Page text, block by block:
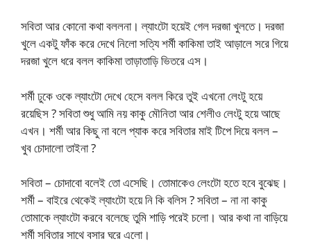
সবিতা আর কোনো কথা বললনা। ল্যাংটো হয়েই গেল দরজা খুলতে। দরজা
খুলে একটু ফাঁক করে দেখে নিলো সত্যি শর্মী কাকিমা তাই আড়ালে সরে গিয়ে
দরজা খুলে ধরে বলল কাকিমা তাড়াতাড়ি ভিতরে এস।
শর্মী ঢুকে ওকে ল্যাংটো দেখে হেসে বলল কিরে তুই এখনো লেংটু হয়ে
রয়েছিস ? সবিতা শুধু আমি নয় কাকু মৌনিতা আর শেলীও লেংটু হয়ে আছে
এখন। শর্মী আর কিছু না বলে প্যাক করে সবিতার মাই টিপে দিয়ে বলল –
খুব চোদালো তাইনা ?
সবিতা – চোদাবো বলেই তো এসেছি। তোমাকেও লেংটো হতে হবে বুঝেছ।
শর্মী – বাইরে থেকেই ল্যাংটো হয়ে নি কি বলিস ? সবিতা – না না কাকু
তোমাকে ল্যাংটো করবে বলেছে তুমি শাড়ি পরেই চলো। আর কথা না বাড়িয়ে
শর্মী সবিতার সাথে বসার ঘরে এলো।